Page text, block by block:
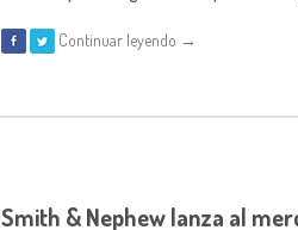
Continuar leyendo →
Smith & Nephew lanza al